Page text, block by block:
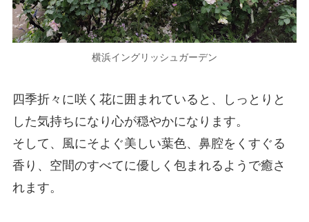
横浜イングリッシュガーデン
四季折々に咲く花に囲まれていると、しっとりと
した気持ちになり心が穏やかになります。
そして、風にそよぐ美しい葉色、鼻腔をくすぐる
香り、空間のすべてに優しく包まれるようで癒さ
れます。